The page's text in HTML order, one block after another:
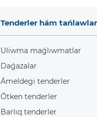
Tenderler hám tańlawlar
Uliwma maǵlıwmatlar
Daǵazalar
Ámeldegi tenderler
Ótken tenderler
Barlıq tenderler